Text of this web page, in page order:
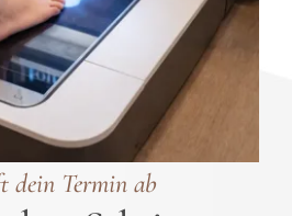
dein Termin ab